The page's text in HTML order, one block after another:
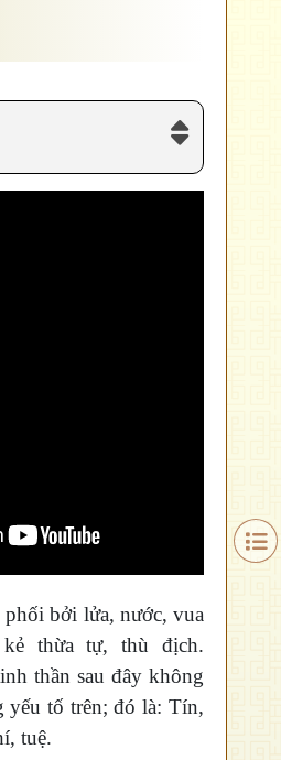
phối bởi lửa, nước, vua
thừa tự, thù địch.
thần sau đây không
tố trên; đó là: Tín,
tuệ.